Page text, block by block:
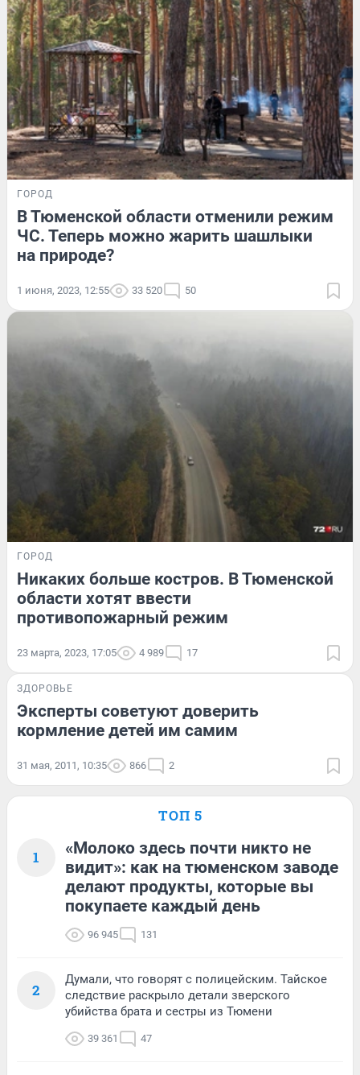
ГОРОД
В Тюменской области отменили режим
ЧС. Теперь можно жарить шашлыки
на природе?
1 июня, 2023, 12:55 33 520 50
ГОРОД
Никаких больше костров. В Тюменской
области хотят ввести
противопожарный режим
23 марта, 2023, 17:05 4 989 17
ЗДОРОВЬЕ
Эксперты советуют доверить
кормление детей им самим
31 мая, 2011, 10:35 866 2
ТОП 5
1
«Молоко здесь почти никто не
видит»: как на тюменском заводе
делают продукты, которые вы
покупаете каждый день
96 945 131
2
Думали, что говорят с полицейским. Тайское
следствие раскрыло детали зверского
убийства брата и сестры из Тюмени
39 361 47